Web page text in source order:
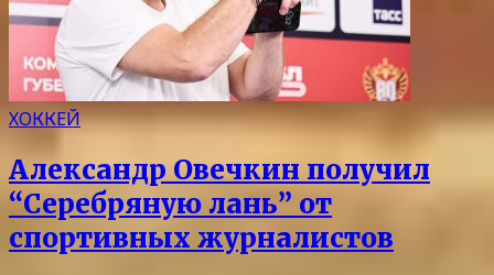
ХОККЕЙ
Александр Овечкин получил
“Серебряную лань” от
спортивных журналистов